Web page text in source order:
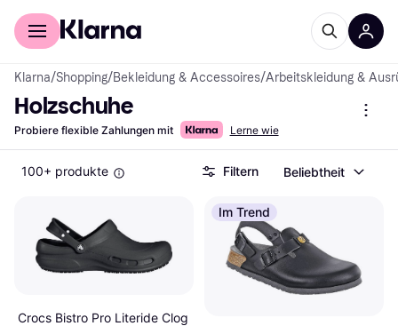
Für Shopper
Klarna/Shopping/Bekleidung & Accessoires/Arbeitskleidung &
Holzschuhe
Probiere flexible Zahlungen mit Lerne wie
100+ produkte Filtern Beliebtheit
Crocs Bistro Pro Literide Clog
Im Trend